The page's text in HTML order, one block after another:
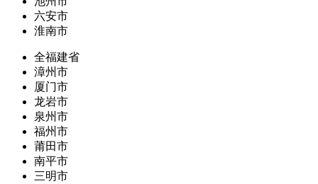
六安市
淮南市
全福建省
漳州市
厦门市
龙岩市
泉州市
福州市
莆田市
南平市
三明市